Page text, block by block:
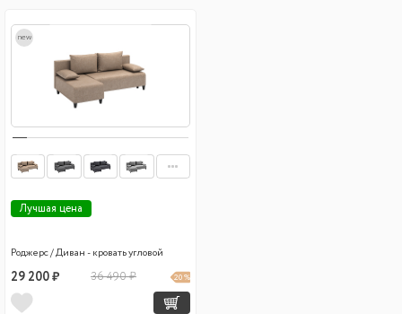
new
Лучшая цена
Роджерс / Диван - кровать угловой
29 200 ₽ 36 490 ₽ 20 %